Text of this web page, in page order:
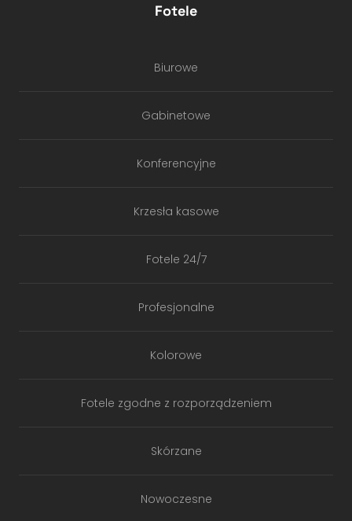
Fotele
Biurowe
Gabinetowe
Konferencyjne
Krzesła kasowe
Fotele 24/7
Profesjonalne
Kolorowe
Fotele zgodne z rozporządzeniem
Skórzane
Nowoczesne